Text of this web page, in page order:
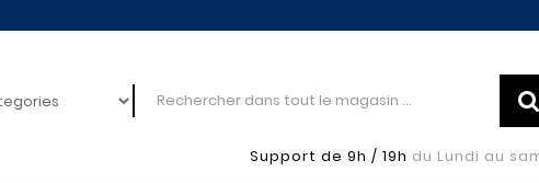
Support de 9h / 19h du Lundi au